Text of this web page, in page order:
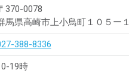
370-0078
馬県高崎市上小鳥町１０５ー１
388-8336
19時